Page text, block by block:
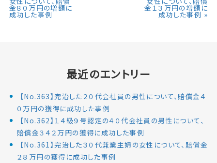
金８０万円の増額に
成功した事例
金１３万円の増額に
成功した事例»
最近のエントリー
【No.363】完治した２０代会社員の男性について、賠償金４
０万円の獲得に成功した事例
【No.362】１４級９号認定の４０代会社員の男性について、
賠償金３４２万円の獲得に成功した事例
【No.361】完治した３０代兼業主婦の女性について、賠償金
２８万円の獲得に成功した事例